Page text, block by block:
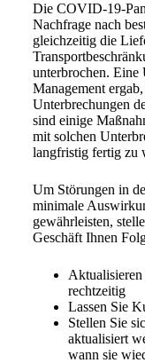
Die COVID-19-
Nachfrage nach
gleichzeitig die
unterbrochen. Eine
Management
Unterbrechungen
sind einige
mit solchen
langfristig fertig zu
Um Störungen in
minimale
gewährleisten,
Geschäft Ihnen
Aktualisieren
rechtzeitig
Lassen Sie
Stellen Sie
aktualisiert
wann sie